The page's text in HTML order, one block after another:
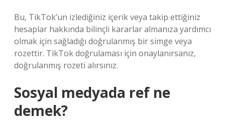
Bu, TikTok’un izlediğiniz içerik veya takip ettiğiniz
hesaplar hakkında bilinçli kararlar almanıza yardımcı
olmak için sağladığı doğrulanmış bir simge veya
rozettir. TikTok doğrulaması için onaylanırsanız,
doğrulanmış rozeti alırsınız.
Sosyal medyada ref ne
demek?